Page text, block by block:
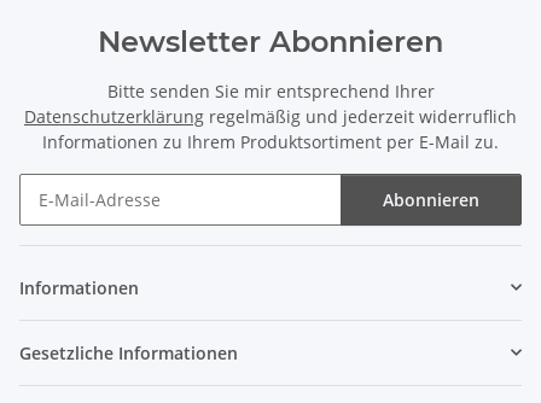
Newsletter Abonnieren
Bitte senden Sie mir entsprechend Ihrer
Datenschutzerklärung regelmäßig und jederzeit widerruflich
Informationen zu Ihrem Produktsortiment per E-Mail zu.
Abonnieren
Informationen
Gesetzliche Informationen